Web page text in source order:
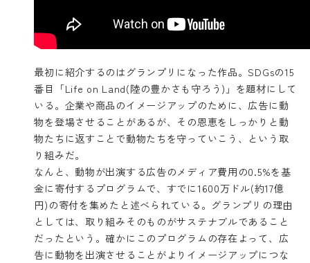
最初に紹介するのはグランプリになった作品。SDGsの15
番目「Life on Land(陸の豊かさも守ろう)」を題材にして
いる。企業や商品のイメージアップのために、広告に動
物を登場させることがあるが、その恩恵をしっかりと動
物たちに返すことで動物たちを守っていこう、という取
り組みだ。
なんと、動物が出演する広告のメディア費用の0.5%を基
金に寄付するプログラムで、すでに1600万ドル(約17億
円)の寄付を集めたと述べられている。グランプリの理由
としては、取り組みそのものがサステナブルであること
だったという。確かにこのプログラムの存在よって、広
告に動物を出演させることがよりイメージアップにつな